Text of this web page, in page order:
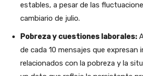
estables, a pesar de las
cambiario de julio.
Pobreza y cuestiones laborales:
de cada 10 mensajes que
relacionados con la pobreza y la